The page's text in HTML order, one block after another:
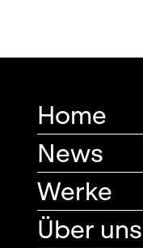
Home
News
Werke
Über uns